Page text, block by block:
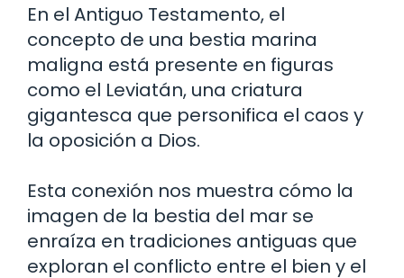
En el Antiguo Testamento, el
concepto de una bestia marina
maligna está presente en figuras
como el Leviatán, una criatura
gigantesca que personifica el caos y
la oposición a Dios.
Esta conexión nos muestra cómo la
imagen de la bestia del mar se
enraíza en tradiciones antiguas que
exploran el conflicto entre el bien y el